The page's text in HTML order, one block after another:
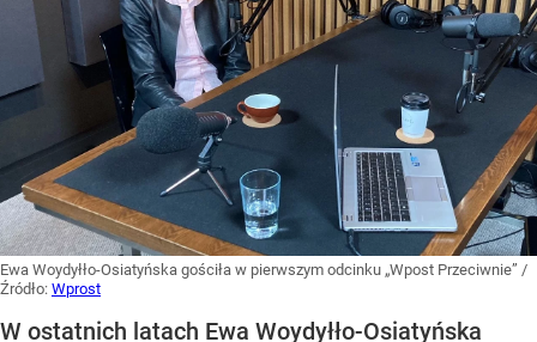
Ewa Woydyłło-Osiatyńska gościła w pierwszym odcinku „Wpost Przeciwnie” /
Źródło: Wprost
W ostatnich latach Ewa Woydyłło-Osiatyńska